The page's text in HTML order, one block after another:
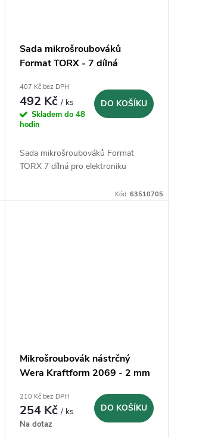
Sada mikrošroubováků
Format TORX - 7 dílná
407 Kč bez DPH
492 Kč/ ks
Skladem do 48
hodin
DO KOŠÍKU
Sada mikrošroubováků Format
TORX 7 dílná pro elektroniku
Kód: 63510705
Mikrošroubovák nástrčný
Wera Kraftform 2069 - 2 mm
210 Kč bez DPH
254 Kč/ ks
Na dotaz
DO KOŠÍKU